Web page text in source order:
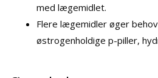
med lægemidlet.
Flere lægemidler øger
østrogenholdige p-piller,